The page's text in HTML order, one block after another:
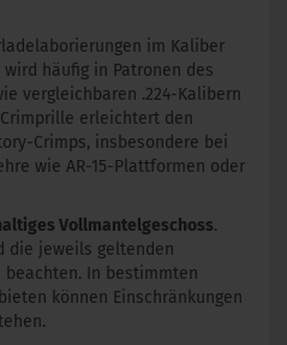
im Kaliber
häufig in Patronen des
vergleichbaren .224-Kalibern
erleichtert den
Crimps, insbesondere bei
wie AR-15-Plattformen oder
Vollmantelgeschoss.
die jeweils geltenden
In bestimmten
können Einschränkungen